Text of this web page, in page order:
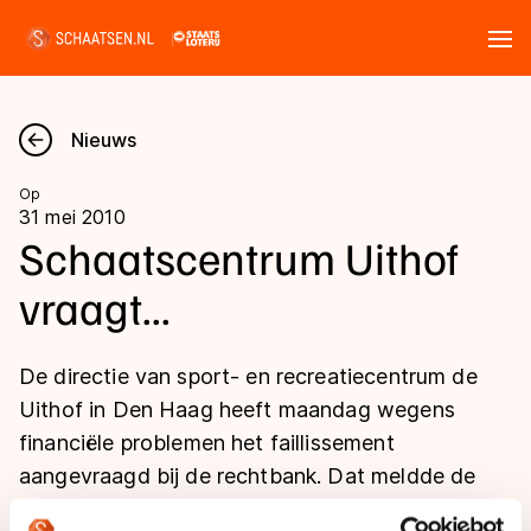
Nieuws
Kalender
Disciplines
Langebaan
Shorttrack
Inlineskaten
Uitslagen
Langebaan
Shorttrack
Marathon
Tijden & historie
Ranglijsten Langebaan
Nieuws
Op
31 mei 2010
Schaatscentrum Uithof
vraagt...
De directie van sport- en recreatiecentrum de
Uithof in Den Haag heeft maandag wegens
financiële problemen het faillissement
aangevraagd bij de rechtbank. Dat meldde de